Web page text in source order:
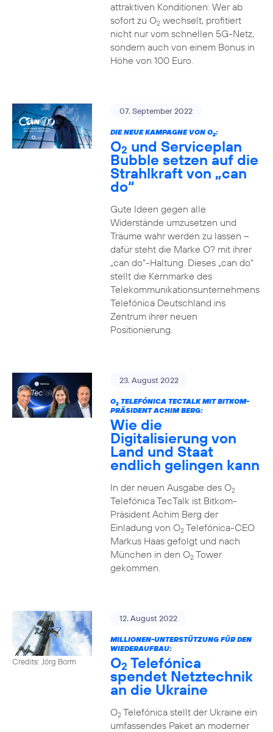
attraktiven Konditionen: Wer ab
sofort zu O2wechselt, profitiert
nicht nur vom schnellen 5G-Netz,
sondern auch von einem Bonus in
Höhe von 100 Euro.
07. September 2022
DIE NEUE KAMPAGNE VON O2:
O2 und Serviceplan
Bubble setzen auf die
Strahlkraft von „can
do“
Gute Ideen gegen alle
Widerstände umzusetzen und
Träume wahr werden zu lassen –
dafür steht die Marke O? mit ihrer
„can do“-Haltung. Dieses „can do“
stellt die Kernmarke des
Telekommunikationsunternehmens
Telefónica Deutschland ins
Zentrum ihrer neuen
Positionierung.
23. August 2022
O2TELEFÓNICA TECTALK MIT BITKOM-
PRÄSIDENT ACHIM BERG:
Wie die
Digitalisierung von
Land und Staat
endlich gelingen kann
In der neuen Ausgabe des O2
Telefónica TecTalk ist Bitkom-
Präsident Achim Berg der
Einladung von O2Telefónica-CEO
Markus Haas gefolgt und nach
München in den O2Tower
gekommen.
Credits: Jörg Borm
12. August 2022
MILLIONEN-UNTERSTÜTZUNG FÜR DEN
WIEDERAUFBAU:
O2 Telefónica
spendet Netztechnik
an die Ukraine
O2Telefónica stellt der Ukraine ein
umfassendes Paket an moderner